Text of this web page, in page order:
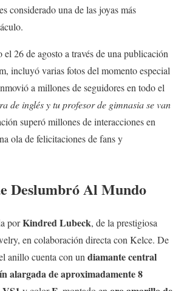
considerado una de las joyas más
26 de agosto a través de una publicación
incluyó varias fotos del momento especial
a millones de seguidores en todo el
de inglés y tu profesor de gimnasia se van
superó millones de interacciones en
ola de felicitaciones de fans y
Deslumbró Al Mundo
porKindred Lubeck, de la prestigiosa
en colaboración directa con Kelce. De
anillo cuenta con un diamante central
alargada de aproximadamente 8